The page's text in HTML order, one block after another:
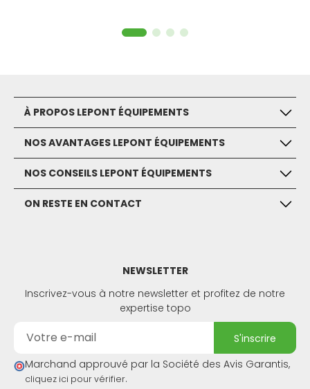
À PROPOS LEPONT ÉQUIPEMENTS
NOS AVANTAGES LEPONT ÉQUIPEMENTS
NOS CONSEILS LEPONT ÉQUIPEMENTS
ON RESTE EN CONTACT
NEWSLETTER
Inscrivez-vous à notre newsletter et profitez de notre
expertise topo
s'inscrire
Marchand approuvé par la Société des Avis Garantis,
cliquez ici pour vérifier.